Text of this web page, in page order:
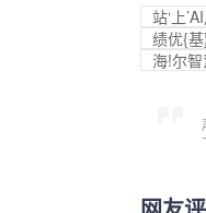
站‘上
绩优{
海!尔